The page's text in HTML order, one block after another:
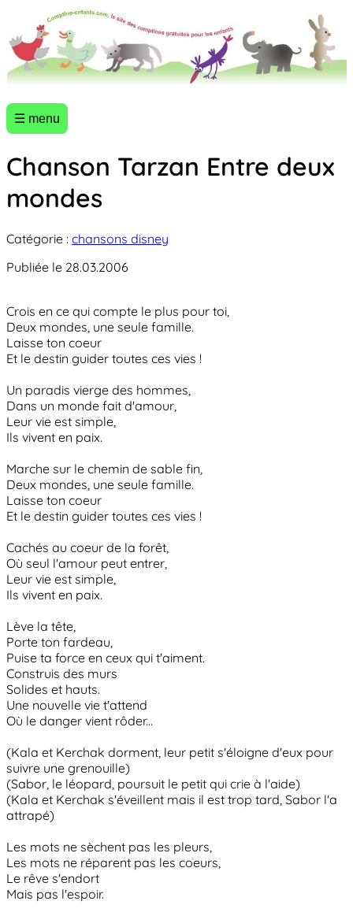
☰ menu
Chanson Tarzan Entre deux
mondes
Catégorie : chansons disney
Publiée le 28.03.2006
Crois en ce qui compte le plus pour toi,
Deux mondes, une seule famille.
Laisse ton coeur
Et le destin guider toutes ces vies !
Un paradis vierge des hommes,
Dans un monde fait d'amour,
Leur vie est simple,
Ils vivent en paix.
Marche sur le chemin de sable fin,
Deux mondes, une seule famille.
Laisse ton coeur
Et le destin guider toutes ces vies !
Cachés au coeur de la forêt,
Où seul l'amour peut entrer,
Leur vie est simple,
Ils vivent en paix.
Lève la tête,
Porte ton fardeau,
Puise ta force en ceux qui t'aiment.
Construis des murs
Solides et hauts.
Une nouvelle vie t'attend
Où le danger vient rôder...
(Kala et Kerchak dorment, leur petit s'éloigne d'eux pour
suivre une grenouille)
(Sabor, le léopard, poursuit le petit qui crie à l'aide)
(Kala et Kerchak s'éveillent mais il est trop tard, Sabor l'a
attrapé)
Les mots ne sèchent pas les pleurs,
Les mots ne réparent pas les coeurs,
Le rêve s'endort
Mais pas l'espoir.